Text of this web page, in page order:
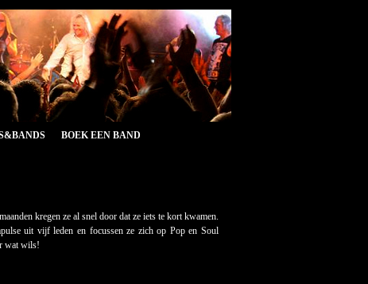
BOEK EEN BAND
kregen ze al snel door dat ze iets te kort kwamen.
uit vijf leden en focussen ze zich op Pop en Soul
wat wils!